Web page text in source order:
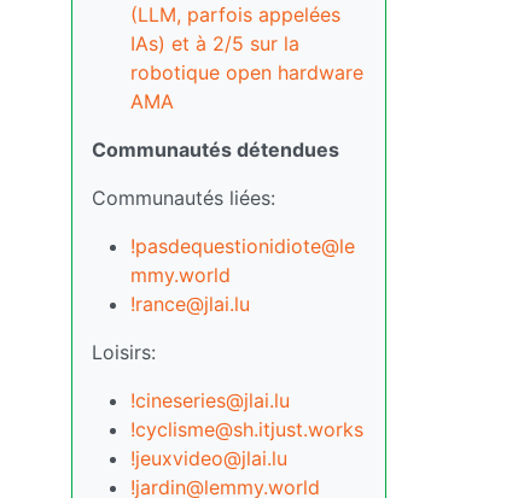
(LLM, parfois appelées
IAs) et à 2/5 sur la
robotique open hardware
AMA
Communautés détendues
Communautés liées:
!pasdequestionidiote@le
mmy.world
!rance@jlai.lu
Loisirs:
!cineseries@jlai.lu
!cyclisme@sh.itjust.works
!jeuxvideo@jlai.lu
!jardin@lemmy.world